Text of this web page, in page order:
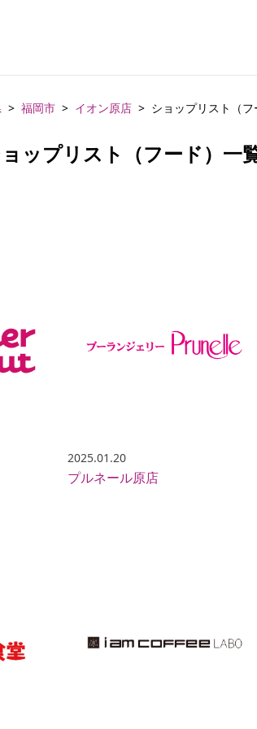
福岡市 イオン原店 ショップリスト（
ップリスト（フード）一
2025.01.20
プルネール原店